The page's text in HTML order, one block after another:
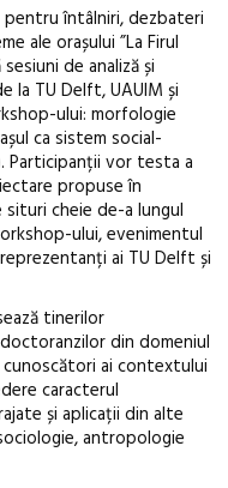
întâlniri, dezbateri
ale orașului ”La Firul
de analiză și
la TU Delft, UAUIM și
ului: morfologie
ca sistem social-
Participanții vor testa a
propuse în
cheie de-a lungul
ului, evenimentul
ai TU Delft și
tinerilor
din domeniul
ai contextului
caracterul
și aplicații din alte
antropologie